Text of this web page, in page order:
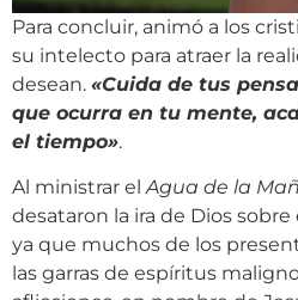
Para concluir, animó a los
su intelecto para atraer la
desean. «Cuida de tus
que ocurra en tu mente,
el tiempo».
Al ministrar elAgua de la
desataron la ira de Dios
ya que muchos de los
las garras de espíritus